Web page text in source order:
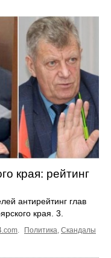
края: рейтинг
антирейтинг глав
края. 3.
Политика Скандалы